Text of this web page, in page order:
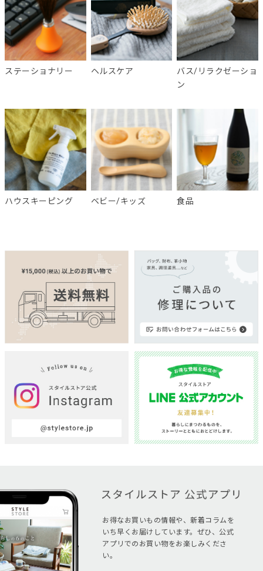
ステーショナリー ヘルスケア
バス/リラクゼーショ
ン
ハウスキーピング ベビー/キッズ 食品
お得なお買いもの情報や、新着コラムを
いち早くお届けしています。ぜひ、公式
アプリでのお買い物をお楽しみくださ
い。